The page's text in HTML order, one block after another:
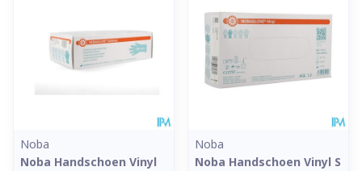
Noba
Noba Handschoen Vinyl
Noba
Noba Handschoen Vinyl S